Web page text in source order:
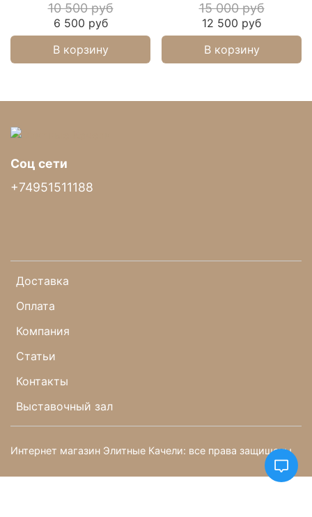
10 500 руб
6 500 руб
В корзину
15 000 руб
12 500 руб
В корзину
Доставка
Оплата
Компания
Статьи
Контакты
Выставочный зал
Соц сети
+74951511188
Интернет магазин Элитные Качели: все права защищены